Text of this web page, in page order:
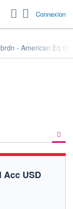
Connexion
- American Eq
Acc USD